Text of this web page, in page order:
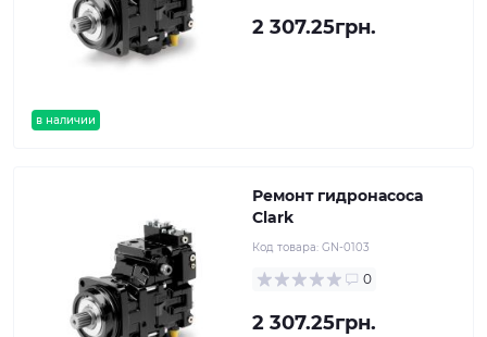
в наличии
2 307.25грн.
Ремонт гидронасоса
Clark
Код товара: GN-0103
0
2 307.25грн.